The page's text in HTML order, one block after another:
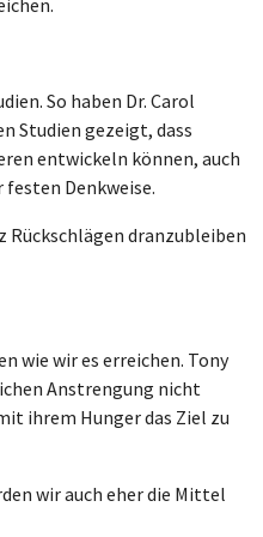
So haben Dr. Carol
Studien gezeigt, dass
entwickeln können, auch
Denkweise.
Rückschlägen dranzubleiben
wie wir es erreichen. Tony
Anstrengung nicht
ihrem Hunger das Ziel zu
wir auch eher die Mittel